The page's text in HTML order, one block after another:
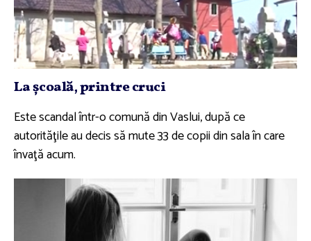
La şcoală, printre cruci
Este scandal într-o comună din Vaslui, după ce
autorităţile au decis să mute 33 de copii din sala în care
învaţă acum.